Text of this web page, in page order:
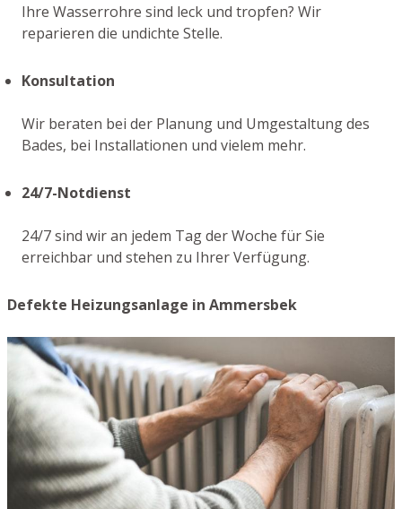
Ihre Wasserrohre sind leck und tropfen? Wir
reparieren die undichte Stelle.
Konsultation
Wir beraten bei der Planung und Umgestaltung des
Bades, bei Installationen und vielem mehr.
24/7-Notdienst
24/7 sind wir an jedem Tag der Woche für Sie
erreichbar und stehen zu Ihrer Verfügung.
Defekte Heizungsanlage in Ammersbek